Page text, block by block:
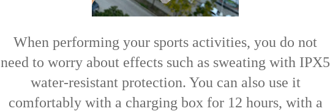
When performing your sports activities, you do not
need to worry about effects such as sweating with IPX5
water-resistant protection. You can also use it
comfortably with a charging box for 12 hours, with a